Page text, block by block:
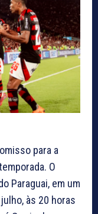
para a
O
Paraguai, em um
às 20 horas